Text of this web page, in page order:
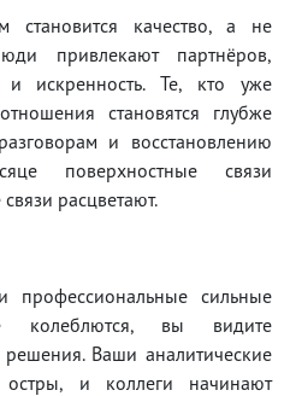
качество, а не
привлекают партнёров,
и искренность. Те, кто уже
становятся глубже
и восстановлению
поверхностные связи
расцветают.
профессиональные сильные
колеблются, вы видите
Ваши аналитические
остры, и коллеги начинают